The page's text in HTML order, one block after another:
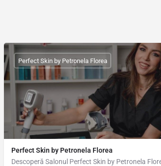
Perfect Skin by Petronela Florea
Perfect Skin by Petronela Florea